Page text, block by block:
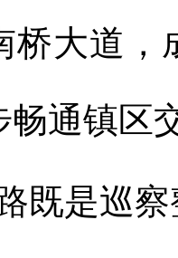
桥大道，
通镇区
是巡察